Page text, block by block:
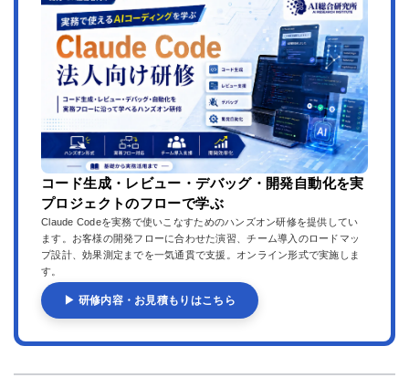
コード生成・レビュー・デバッグ・開発自動化を実
プロジェクトのフローで学ぶ
Claude Codeを実務で使いこなすためのハンズオン研修を提供してい
ます。お客様の開発フローに合わせた演習、チーム導入のロードマッ
プ設計、効果測定までを一気通貫で支援。オンライン形式で実施しま
す。
▶ 研修内容・お見積もりはこちら